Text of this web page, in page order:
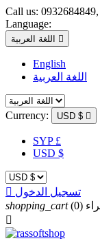
Call us:
Language:
اللغة العربية 
English
اللغة العربية
Currency: USD $ 
SYP £
USD $
 تسجيل الدخول
shopping_cart
(0)
